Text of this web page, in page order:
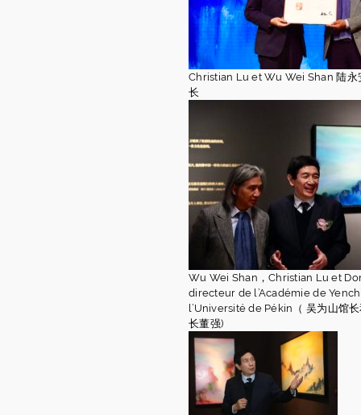
Christian Lu et Wu Wei Shan 陆永
长
Wu Wei Shan，Christian Lu et
directeur de l’Académie de
l’Université de Pékin（ 吴为山馆
长董强)